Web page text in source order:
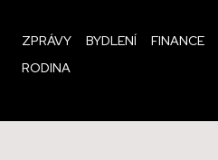
ZPRÁVY BYDLENÍ FINANCE
RODINA